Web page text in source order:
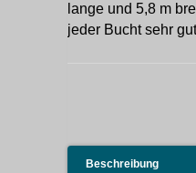
lange und 5,8 m
jeder Bucht sehr
Beschreibung